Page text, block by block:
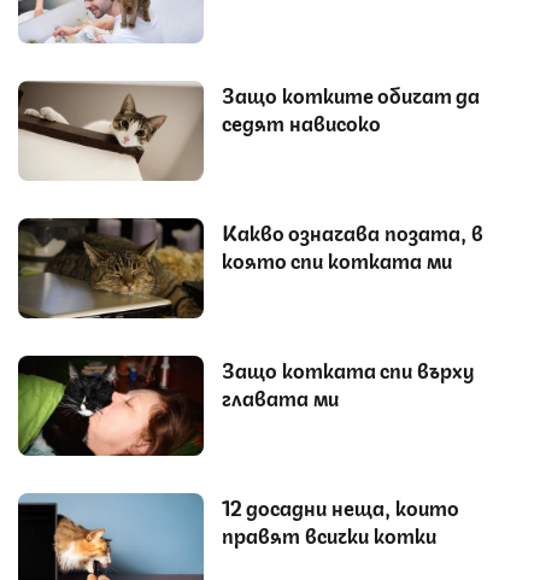
Защо котките обичат да
седят нависоко
Какво означава позата, в
която спи котката ми
Защо котката спи върху
главата ми
12 досадни неща, които
правят всички котки